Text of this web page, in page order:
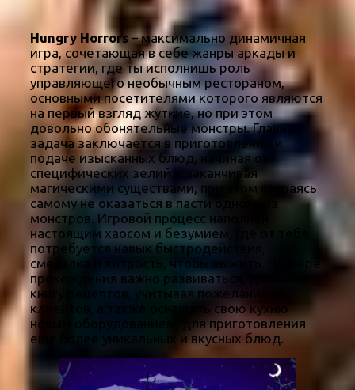
Hungry Horrors – максимально динамичная
игра, сочетающая в себе жанры аркады и
стратегии, где ты исполнишь роль
управляющего необычным рестораном,
основными посетителями которого являются
на первый взгляд жуткие, но при этом
довольно обонятельные монстры. Главная
задача заключается в приготовлении и
подаче изысканных блюд, начиная от
специфических зелий и заканчивая
магическими существами, при этом стараясь
самому не оказаться в пасти одного из
монстров. Игровой процесс наполнен
настоящим хаосом и безумием, где от тебя
потребуется навык быстродействия,
смекалка и хитрость, чтобы выжить. По мере
прохождения важно развиваться, дополняя
книгу рецептов, учитывая пожелания
клиентов, а также оснащать свою кухню
новым оборудованием, для приготовления
ещё более уникальных и вкусных блюд.